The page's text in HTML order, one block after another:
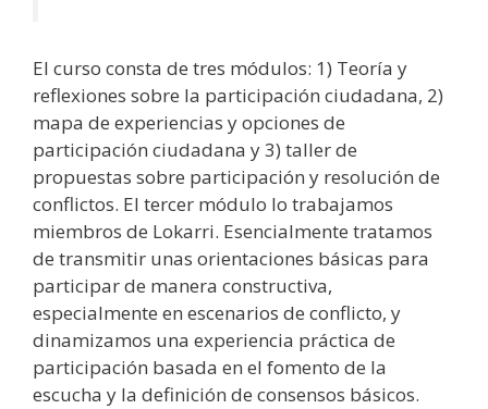
El curso consta de tres módulos: 1) Teoría y
reflexiones sobre la participación ciudadana, 2)
mapa de experiencias y opciones de
participación ciudadana y 3) taller de
propuestas sobre participación y resolución de
conflictos. El tercer módulo lo trabajamos
miembros de Lokarri. Esencialmente tratamos
de transmitir unas orientaciones básicas para
participar de manera constructiva,
especialmente en escenarios de conflicto, y
dinamizamos una experiencia práctica de
participación basada en el fomento de la
escucha y la definición de consensos básicos.